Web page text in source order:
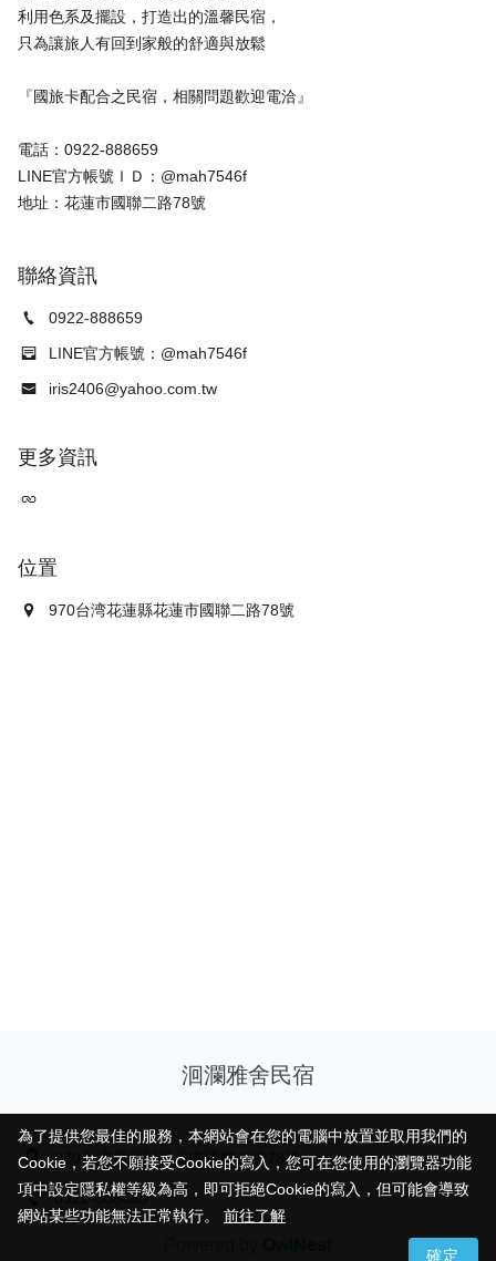
利用色系及擺設，打造出的溫馨民宿，
只為讓旅人有回到家般的舒適與放鬆
『國旅卡配合之民宿，相關問題歡迎電洽』
電話：0922-888659
LINE官方帳號ＩＤ：@mah7546f
聯絡資訊
0922-888659
LINE官方帳號：@mah7546f
iris2406@yahoo.com.tw
更多資訊
位置
970台湾花蓮縣花蓮市國聯二路78號
洄瀾雅舍民宿
970台湾花蓮縣花蓮市國聯二路78號
0922-888659
為了提供您最佳的服務，本網站會在您的電腦中放置並取用我們的
Cookie，若您不願接受Cookie的寫入，您可在您使用的瀏覽器功能
項中設定隱私權等級為高，即可拒絕Cookie的寫入，但可能會導致
網站某些功能無法正常執行。 前往了解
確定
為了提供您最佳的服務，本網站會在您的電腦中放置並取用我們的
Cookie，若您不願接受Cookie的寫入，您可在您使用的瀏覽器功能
項中設定隱私權等級為高，即可拒絕Cookie的寫入，但可能會導致
網站某些功能無法正常執行。 前往了解
確定